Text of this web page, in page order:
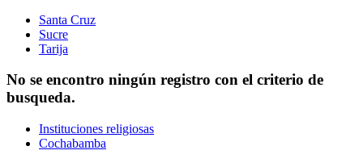
Santa Cruz
Sucre
Tarija
No se encontro ningún registro con el criterio de
busqueda.
Instituciones religiosas
Cochabamba